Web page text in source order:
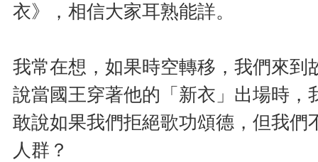
衣》，相信大家耳熟能詳。
我常在想，如果時空轉移，我們來到
說當國王穿著他的「新衣」出場時，
敢說如果我們拒絕歌功頌德，但我們
人群？